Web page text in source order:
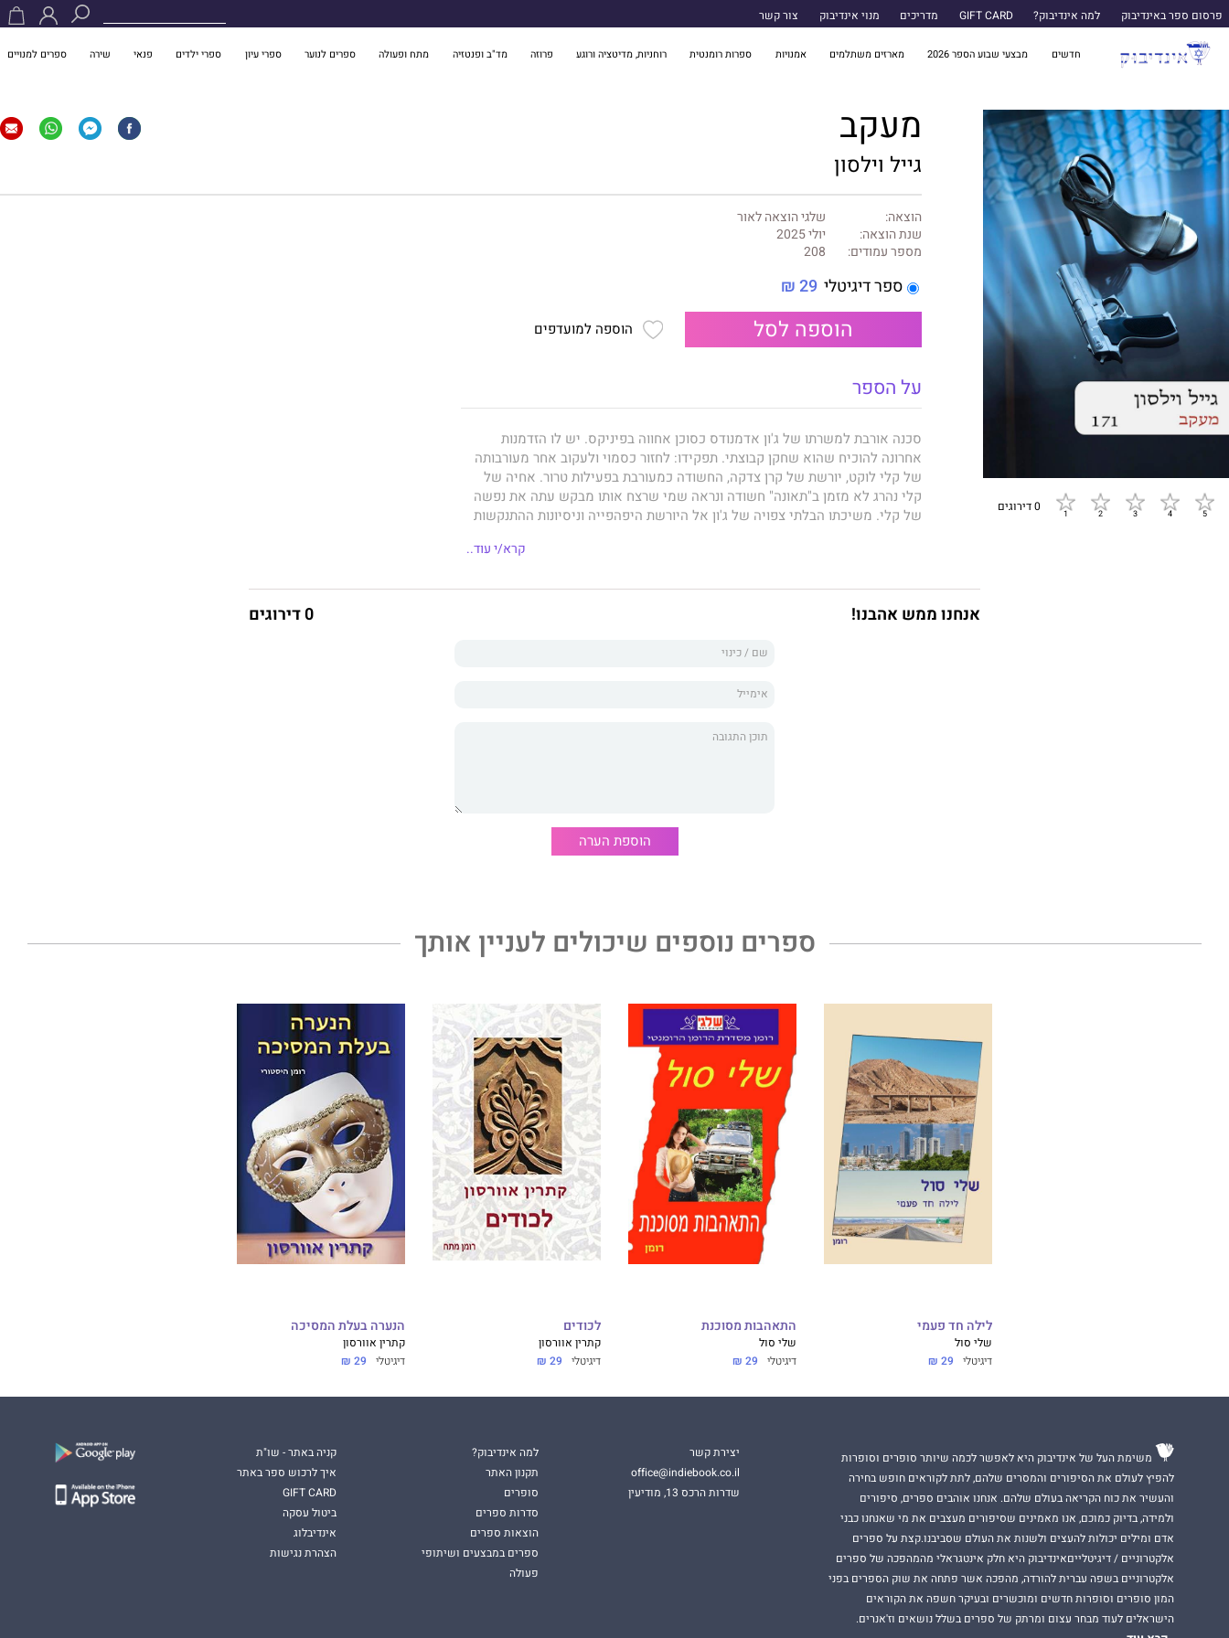
פרסום ספר באינדיבוק למה אינדיבוק? GIFT CARD מדריכים מנוי אינדיבוק צור קשר
חדשים מבצעי שבוע הספר 2026 מארזים משתלמים אמנויות ספרות רומנטית רוחניות, מדיטציה ורוגע פרוזה מד"ב ופנטזיה מתח ופעולה ספרים לנוער ספרי עיון ספרי ילדים פנאי שירה ספרים למנויים
0 דירוגים
מעקב
גייל וילסון
הוצאה:
שלגי הוצאה לאור
שנת הוצאה:
יולי 2025
מספר עמודים:
208
ספר דיגיטלי 29 ₪
הוספה לסל הוספה למועדפים
על הספר
סכנה אורבת למשרתו של ג'ון אדמנודס כסוכן אחווה בפיניקס. יש לו הזדמנות
אחרונה להוכיח שהוא שחקן קבוצתי. תפקידו: לחזור כסמוי ולעקוב אחר מעורבותה
של קלי לוקט, יורשת של קרן צדקה, החשודה כמעורבת בפעילות טרור. אחיה של
קלי נהרג לא מזמן ב"תאונה" חשודה ונראה שמי שרצח אותו מבקש עתה את נפשה
של קלי. משיכתו הבלתי צפויה של ג'ון אל היורשת היפהפייה וניסיונות ההתנקשות
מתחיל המאבק הנואש על חייהם, האם יצליחו ג'ון וקלי לגלות את האמת לפניקרא/י עוד..
אנחנו ממש אהבנו! 0 דירוגים
הוספת הערה
ספרים נוספים שיכולים לעניין אותך
לילה חד פעמי
שלי סול
דיגיטלי 29 ₪
התאהבות מסוכנת
שלי סול
דיגיטלי 29 ₪
לכודים
קתרין אוורסון
דיגיטלי 29 ₪
הנערה בעלת המסיכה
קתרין אוורסון
דיגיטלי 29 ₪
משימת העל של אינדיבוק היא לאפשר לכמה שיותר סופרים וסופרות
להפיץ לעולם את הסיפורים והמסרים שלהם, לתת לקוראים חופש בחירה
והעשיר את כוח הקריאה בעולם שלהם. אנחנו אוהבים ספרים, סיפורים
ולמידה, בדיוק כמוכם, אנו מאמינים שסיפורים מעצבים את מי שאנחנו כבני
אדם ומילים יכולות להעצים ולשנות את העולם שסביבנו.קצת על ספרים
אלקטרוניים / דיגיטלייםאינדיבוק היא חלק אינטגראלי מהמהפכה של ספרים
אלקטרוניים בשפה עברית להורדה, מהפכה אשר פתחה את שוק הספרים בפני
המון סופרים וסופרות חדשים ומוכשרים ובעיקר חשפה את הקוראים
הישראלים לעוד מבחר עצום ומרתק של ספרים בשלל נושאים וז'אנרים.
יצירת קשר
office@indiebook.co.il
שדרות הרכס 13, מודיעין
למה אינדיבוק?
תקנון האתר
סופרים
סדרות ספרים
הוצאות ספרים
ספרים במבצעים ושיתופי
פעולה
קניה באתר - שו"ת
איך לרכוש ספר באתר
GIFT CARD
ביטול עסקה
אינדיבלוג
הצהרת נגישות